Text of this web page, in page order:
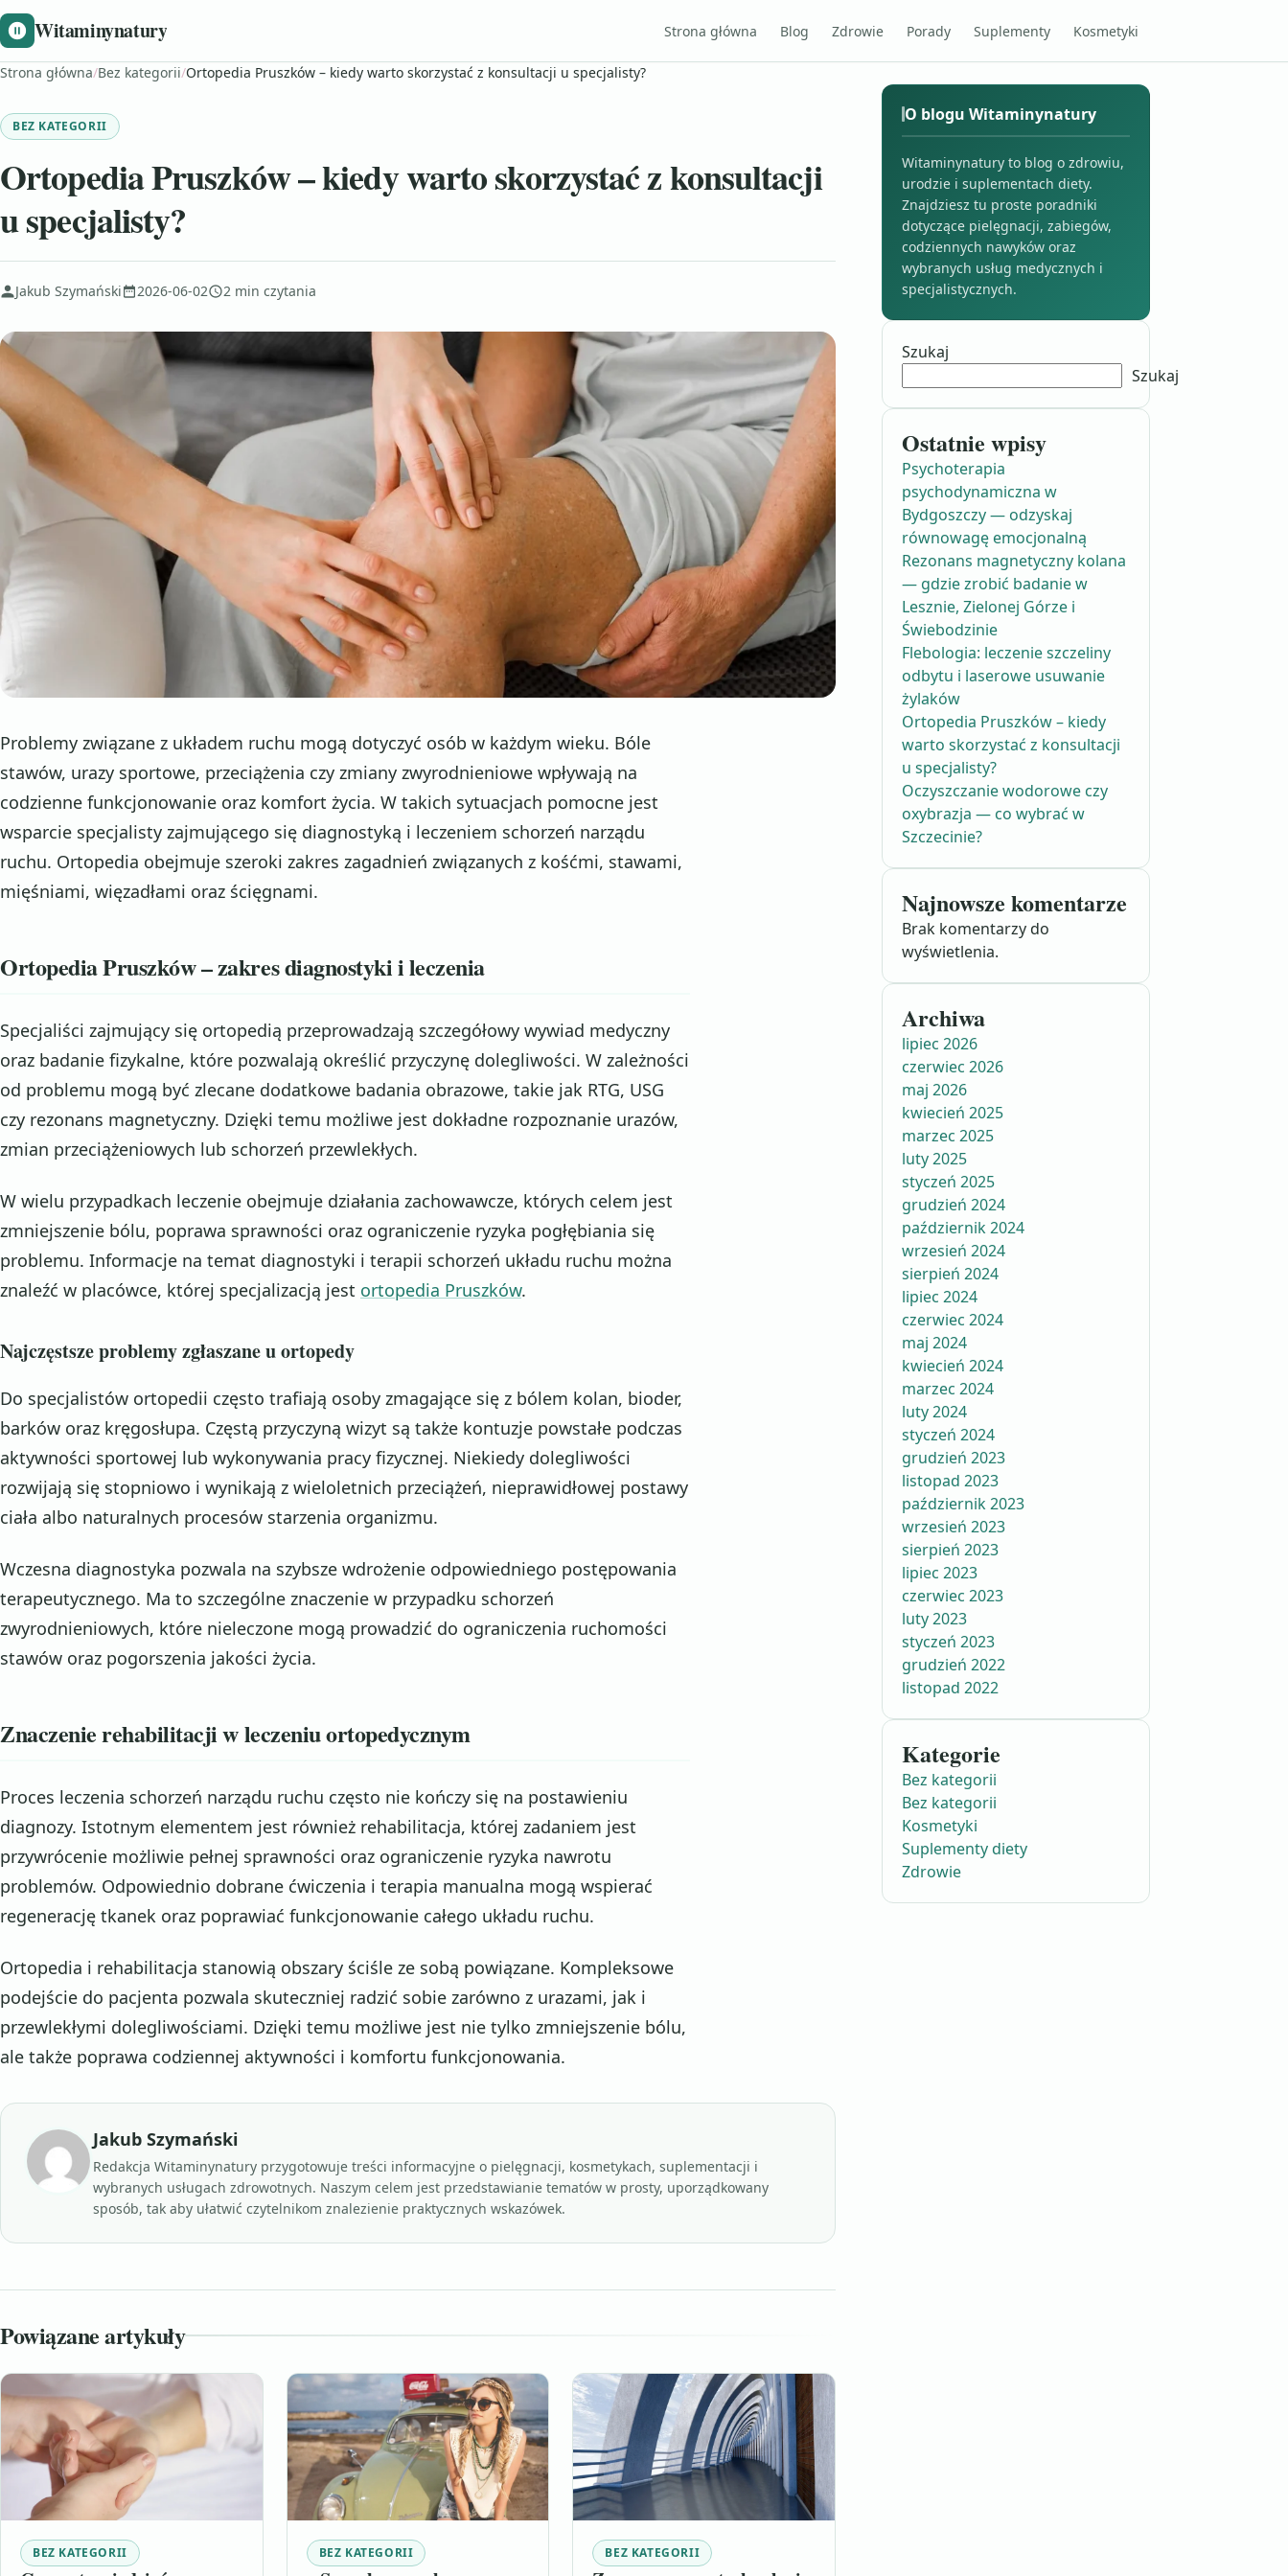
Witaminynatury Strona główna Blog Zdrowie Porady Suplementy Kosmetyki
Strona główna/Bez kategorii/Ortopedia Pruszków – kiedy warto skorzystać z konsultacji u specjalisty?
BEZ KATEGORII
Ortopedia Pruszków – kiedy warto skorzystać z konsultacji
u specjalisty?
Jakub Szymański 2026-06-02 2 min czytania
Problemy związane z układem ruchu mogą dotyczyć osób w każdym wieku. Bóle
stawów, urazy sportowe, przeciążenia czy zmiany zwyrodnieniowe wpływają na
codzienne funkcjonowanie oraz komfort życia. W takich sytuacjach pomocne jest
wsparcie specjalisty zajmującego się diagnostyką i leczeniem schorzeń narządu
ruchu. Ortopedia obejmuje szeroki zakres zagadnień związanych z kośćmi, stawami,
mięśniami, więzadłami oraz ścięgnami.
Ortopedia Pruszków – zakres diagnostyki i leczenia
Specjaliści zajmujący się ortopedią przeprowadzają szczegółowy wywiad medyczny
oraz badanie fizykalne, które pozwalają określić przyczynę dolegliwości. W zależności
od problemu mogą być zlecane dodatkowe badania obrazowe, takie jak RTG, USG
czy rezonans magnetyczny. Dzięki temu możliwe jest dokładne rozpoznanie urazów,
zmian przeciążeniowych lub schorzeń przewlekłych.
W wielu przypadkach leczenie obejmuje działania zachowawcze, których celem jest
zmniejszenie bólu, poprawa sprawności oraz ograniczenie ryzyka pogłębiania się
problemu. Informacje na temat diagnostyki i terapii schorzeń układu ruchu można
znaleźć w placówce, której specjalizacją jest ortopedia Pruszków.
Najczęstsze problemy zgłaszane u ortopedy
Do specjalistów ortopedii często trafiają osoby zmagające się z bólem kolan, bioder,
barków oraz kręgosłupa. Częstą przyczyną wizyt są także kontuzje powstałe podczas
aktywności sportowej lub wykonywania pracy fizycznej. Niekiedy dolegliwości
rozwijają się stopniowo i wynikają z wieloletnich przeciążeń, nieprawidłowej postawy
ciała albo naturalnych procesów starzenia organizmu.
Wczesna diagnostyka pozwala na szybsze wdrożenie odpowiedniego postępowania
terapeutycznego. Ma to szczególne znaczenie w przypadku schorzeń
zwyrodnieniowych, które nieleczone mogą prowadzić do ograniczenia ruchomości
stawów oraz pogorszenia jakości życia.
Znaczenie rehabilitacji w leczeniu ortopedycznym
Proces leczenia schorzeń narządu ruchu często nie kończy się na postawieniu
diagnozy. Istotnym elementem jest również rehabilitacja, której zadaniem jest
przywrócenie możliwie pełnej sprawności oraz ograniczenie ryzyka nawrotu
problemów. Odpowiednio dobrane ćwiczenia i terapia manualna mogą wspierać
regenerację tkanek oraz poprawiać funkcjonowanie całego układu ruchu.
Ortopedia i rehabilitacja stanowią obszary ściśle ze sobą powiązane. Kompleksowe
podejście do pacjenta pozwala skuteczniej radzić sobie zarówno z urazami, jak i
przewlekłymi dolegliwościami. Dzięki temu możliwe jest nie tylko zmniejszenie bólu,
ale także poprawa codziennej aktywności i komfortu funkcjonowania.
Jakub Szymański
Redakcja Witaminynatury przygotowuje treści informacyjne o pielęgnacji, kosmetykach, suplementacji i
wybranych usługach zdrowotnych. Naszym celem jest przedstawianie tematów w prosty, uporządkowany
sposób, tak aby ułatwić czytelnikom znalezienie praktycznych wskazówek.
Powiązane artykuły
BEZ KATEGORII BEZ KATEGORII BEZ KATEGORII
O blogu Witaminynatury
Witaminynatury to blog o zdrowiu,
urodzie i suplementach diety.
Znajdziesz tu proste poradniki
dotyczące pielęgnacji, zabiegów,
codziennych nawyków oraz
wybranych usług medycznych i
specjalistycznych.
Szukaj
Szukaj
Ostatnie wpisy
Psychoterapia
psychodynamiczna w
Bydgoszczy — odzyskaj
równowagę emocjonalną
Rezonans magnetyczny kolana
— gdzie zrobić badanie w
Lesznie, Zielonej Górze i
Świebodzinie
Flebologia: leczenie szczeliny
odbytu i laserowe usuwanie
żylaków
Ortopedia Pruszków – kiedy
warto skorzystać z konsultacji
u specjalisty?
Oczyszczanie wodorowe czy
oxybrazja — co wybrać w
Szczecinie?
Najnowsze komentarze
Brak komentarzy do
wyświetlenia.
Archiwa
lipiec 2026
czerwiec 2026
maj 2026
kwiecień 2025
marzec 2025
luty 2025
styczeń 2025
grudzień 2024
październik 2024
wrzesień 2024
sierpień 2024
lipiec 2024
czerwiec 2024
maj 2024
kwiecień 2024
marzec 2024
luty 2024
styczeń 2024
grudzień 2023
listopad 2023
październik 2023
wrzesień 2023
sierpień 2023
lipiec 2023
czerwiec 2023
luty 2023
styczeń 2023
grudzień 2022
listopad 2022
Kategorie
Bez kategorii
Bez kategorii
Kosmetyki
Suplementy diety
Zdrowie